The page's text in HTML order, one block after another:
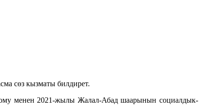
сөз кызматы билдирет.
менен 2021-жылы Жалал-Абад шаарынын социалдык-